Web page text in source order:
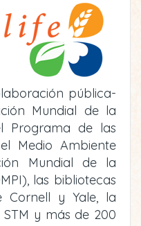
pública-
Mundial de la
Programa de las
Medio Ambiente
Mundial de la
las bibliotecas
Cornell y Yale, la
y más de 200